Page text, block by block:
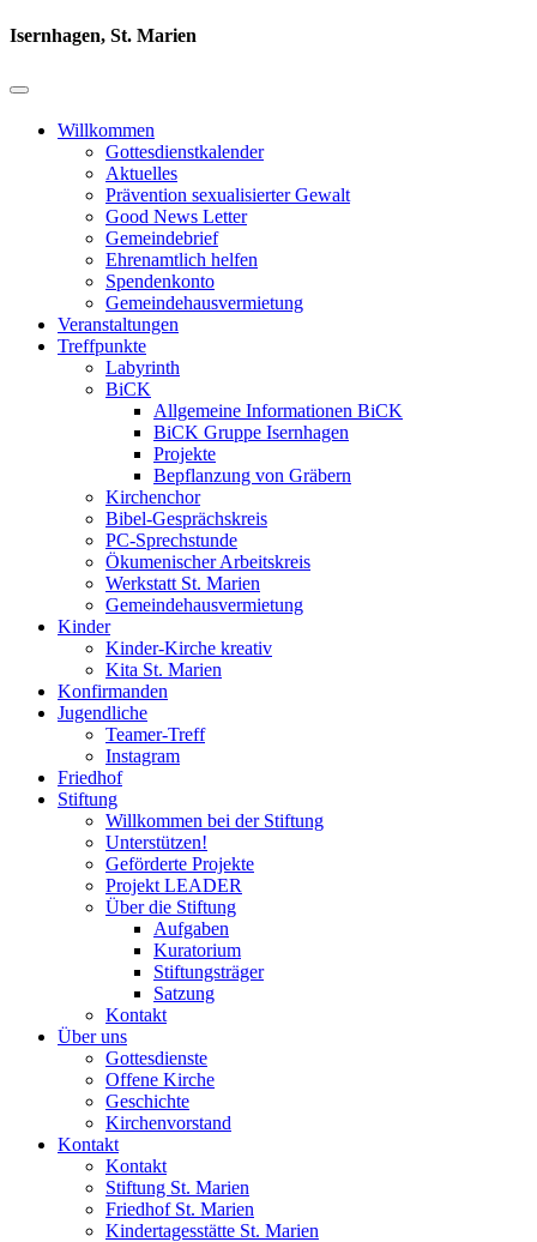
Isernhagen, St. Marien
Willkommen
Gottesdienstkalender
Aktuelles
Prävention sexualisierter Gewalt
Good News Letter
Gemeindebrief
Ehrenamtlich helfen
Spendenkonto
Gemeindehausvermietung
Veranstaltungen
Treffpunkte
Labyrinth
BiCK
Allgemeine Informationen BiCK
BiCK Gruppe Isernhagen
Projekte
Bepflanzung von Gräbern
Kirchenchor
Bibel-Gesprächskreis
PC-Sprechstunde
Ökumenischer Arbeitskreis
Werkstatt St. Marien
Gemeindehausvermietung
Kinder
Kinder-Kirche kreativ
Kita St. Marien
Konfirmanden
Jugendliche
Teamer-Treff
Instagram
Friedhof
Stiftung
Willkommen bei der Stiftung
Unterstützen!
Geförderte Projekte
Projekt LEADER
Über die Stiftung
Aufgaben
Kuratorium
Stiftungsträger
Satzung
Kontakt
Über uns
Gottesdienste
Offene Kirche
Geschichte
Kirchenvorstand
Kontakt
Kontakt
Stiftung St. Marien
Friedhof St. Marien
Kindertagesstätte St. Marien